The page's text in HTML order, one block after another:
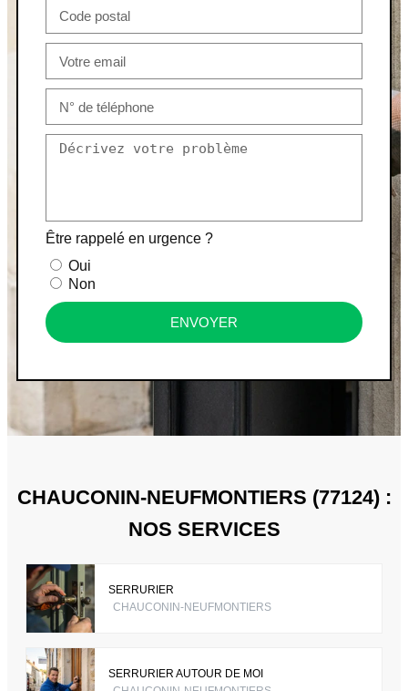
Être rappelé en urgence ?
Oui
Non
ENVOYER
CHAUCONIN-NEUFMONTIERS (77124) :
NOS SERVICES
SERRURIER
CHAUCONIN-NEUFMONTIERS
SERRURIER AUTOUR DE MOI